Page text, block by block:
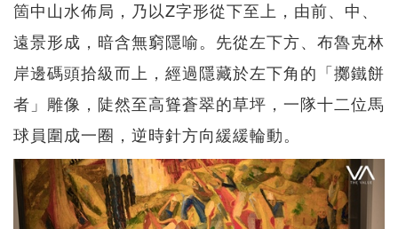
箇中山水佈局，乃以Z字形從下至上，由前、中、
遠景形成，暗含無窮隱喻。先從左下方、布魯克林
岸邊碼頭拾級而上，經過隱藏於左下角的「擲鐵餅
者」雕像，陡然至高聳蒼翠的草坪，一隊十二位馬
球員圍成一圈，逆時針方向緩緩輪動。